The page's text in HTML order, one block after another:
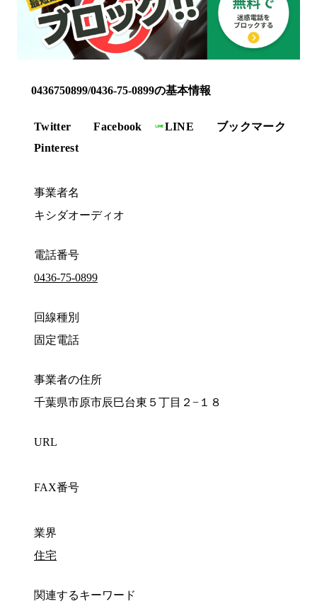
0436750899/0436-75-0899の基本情報
Twitter Facebook LINE
ブックマーク
Pinterest
事業者名
キシダオーディオ
電話番号
0436-75-0899
回線種別
固定電話
事業者の住所
千葉県市原市辰巳台東５丁目２−１８
URL
FAX番号
業界
住宅
関連するキーワード